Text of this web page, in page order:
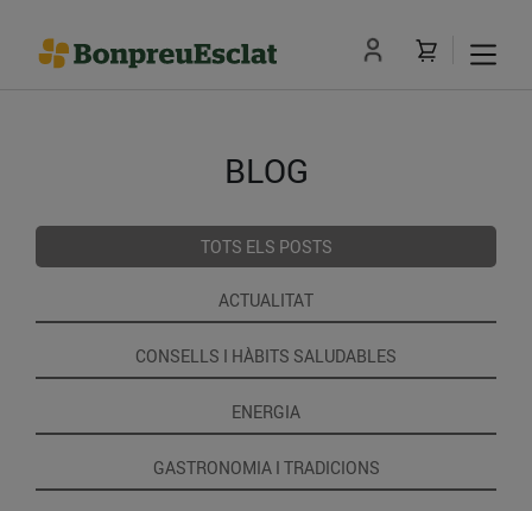
BLOG
TOTS ELS POSTS
ACTUALITAT
CONSELLS I HÀBITS SALUDABLES
ENERGIA
GASTRONOMIA I TRADICIONS